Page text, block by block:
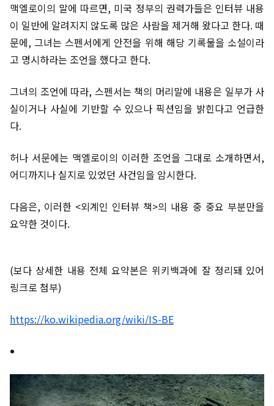
맥엘로이의 말에 따르면, 미국 정부의 권력가들은 인터뷰 내용
이 일반에 알려지지 않도록 많은 사람을 제거해 왔다고 한다. 때
문에, 그녀는 스펜서에게 안전을 위해 해당 기록물을 소설이라
고 명시하라는 조언을 했다고 한다.
그녀의 조언에 따라, 스펜서는 책의 머리말에 내용은 일부가 사
실이거나 사실에 기반할 수 있으나 픽션임을 밝힌다고 언급한
다.
허나 서문에는 맥엘로이의 이러한 조언을 그대로 소개하면서,
어디까지나 실지로 있었던 사건임을 암시한다.
다음은, 이러한 <외계인 인터뷰 책>의 내용 중 중요 부분만을
요약한 것이다.
(보다 상세한 내용 전체 요약본은 위키백과에 잘 정리돼 있어
링크로 첨부)
https://ko.wikipedia.org/wiki/IS-BE